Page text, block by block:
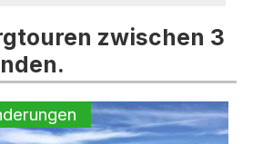
zwischen 3